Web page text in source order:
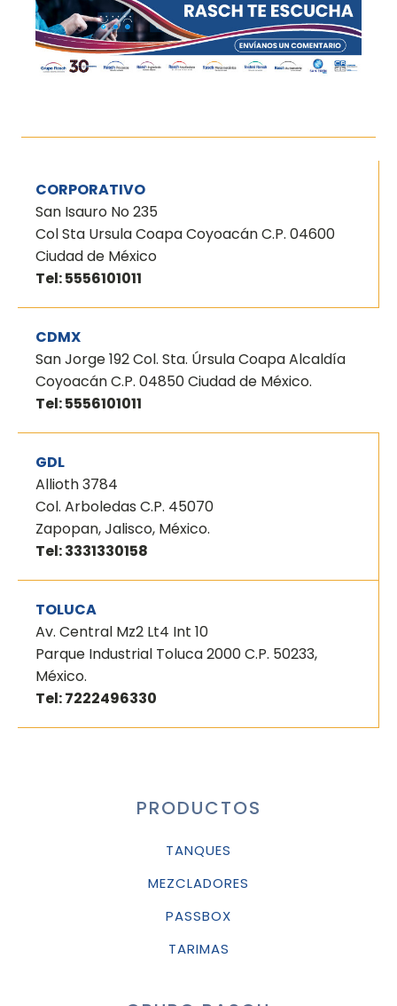
CORPORATIVO
San Isauro No 235
Col Sta Ursula Coapa Coyoacán C.P. 04600
Ciudad de México
Tel: 5556101011
CDMX
San Jorge 192 Col. Sta. Úrsula Coapa Alcaldía
Coyoacán C.P. 04850 Ciudad de México.
Tel: 5556101011
GDL
Allioth 3784
Col. Arboledas C.P. 45070
Zapopan, Jalisco, México.
Tel: 3331330158
TOLUCA
Av. Central Mz2 Lt4 Int 10
Parque Industrial Toluca 2000 C.P. 50233,
México.
Tel: 7222496330
PRODUCTOS
TANQUES
MEZCLADORES
PASSBOX
TARIMAS